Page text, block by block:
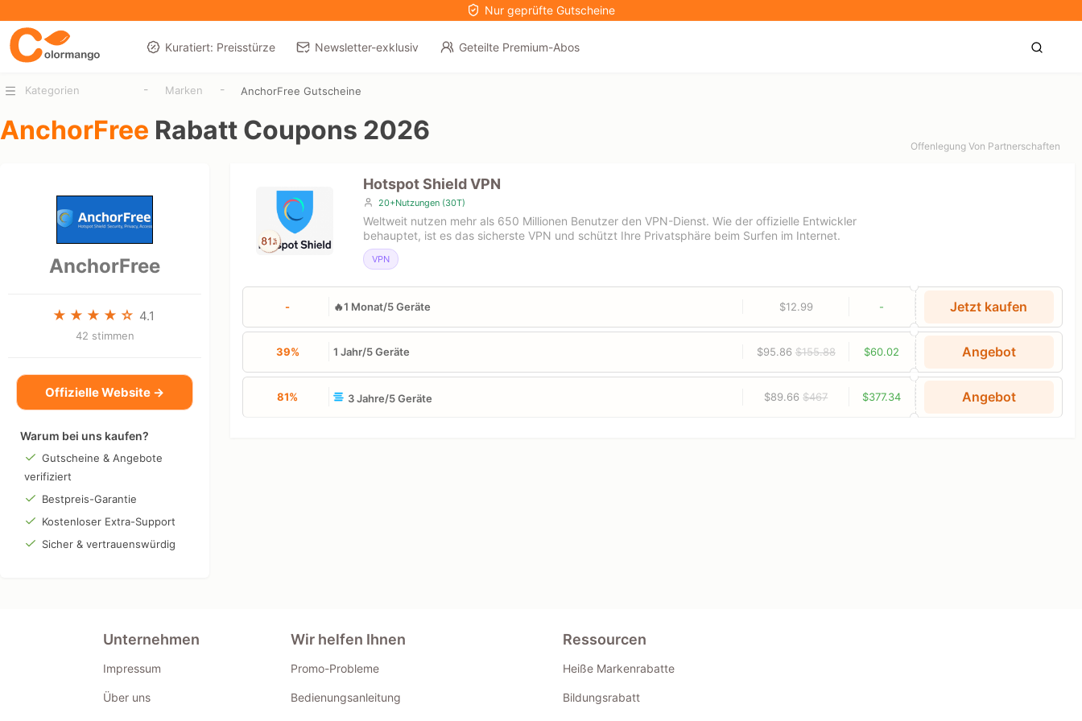
Nur geprüfte Gutscheine
Kuratiert: Preisstürze Newsletter-exklusiv Geteilte Premium-Abos
Kategorien - Marken - AnchorFree Gutscheine
AnchorFree Rabatt Coupons 2026
Offenlegung Von Partnerschaften
AnchorFree
4.1
42 stimmen
Offizielle Website →
Warum bei uns kaufen?
Gutscheine & Angebote
verifiziert
Bestpreis-Garantie
Kostenloser Extra-Support
Sicher & vertrauenswürdig
Hotspot Shield VPN
20+Nutzungen (30T)
Weltweit nutzen mehr als 650 Millionen Benutzer den VPN-Dienst. Wie der offizielle Entwickler
behauptet, ist es das sicherste VPN und schützt Ihre Privatsphäre beim Surfen im Internet.
VPN
- 🔥1 Monat/5 Geräte $12.99 - Jetzt kaufen
39% 1 Jahr/5 Geräte $95.86 $155.88 $60.02 Angebot
81% 3 Jahre/5 Geräte $89.66$467 $377.34 Angebot
Unternehmen
Impressum
Über uns
Wir helfen Ihnen
Promo-Probleme
Bedienungsanleitung
Ressourcen
Heiße Markenrabatte
Bildungsrabatt